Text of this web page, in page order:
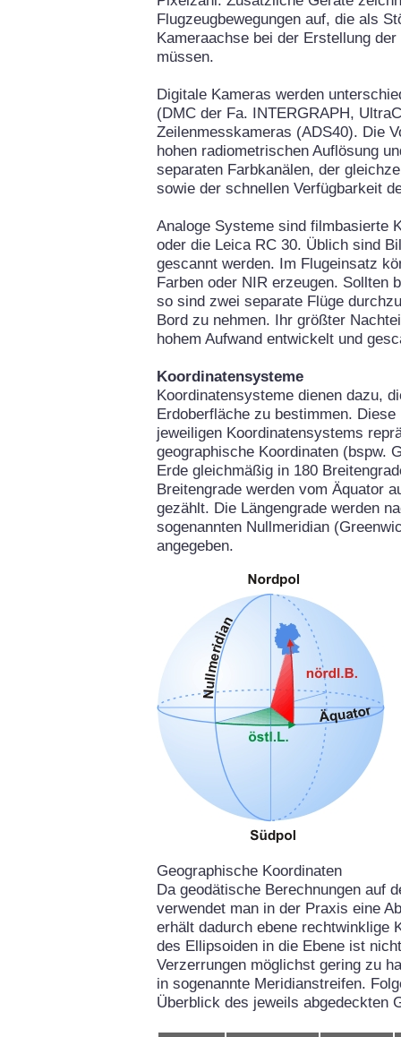
Flugzeugbewegungen auf, die als
Kameraachse bei der Erstellung
müssen.
Digitale Kameras werden
(DMC der Fa. INTERGRAPH,
Zeilenmesskameras (ADS40). Die
hohen radiometrischen Auflösung
separaten Farbkanälen, der
sowie der schnellen Verfügbarkeit
Analoge Systeme sind filmbasierte
oder die Leica RC 30. Üblich sind
gescannt werden. Im Flugeinsatz
Farben oder NIR erzeugen. Sollten
so sind zwei separate Flüge
Bord zu nehmen. Ihr größter
hohem Aufwand entwickelt und
Koordinatensysteme
Koordinatensysteme dienen dazu,
Erdoberfläche zu bestimmen.
jeweiligen Koordinatensystems
geographische Koordinaten (bspw.
Erde gleichmäßig in 180
Breitengrade werden vom Äquator
gezählt. Die Längengrade werden
sogenannten Nullmeridian
angegeben.
Geographische Koordinaten
Da geodätische Berechnungen auf
verwendet man in der Praxis eine
erhält dadurch ebene rechtwinklige
des Ellipsoiden in die Ebene ist
Verzerrungen möglichst gering zu
in sogenannte Meridianstreifen.
Überblick des jeweils abgedeckten